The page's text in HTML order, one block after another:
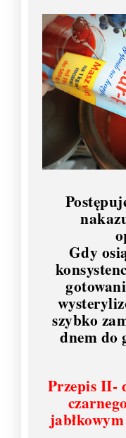
Gdy
szybko
dnem do
Przepis II-